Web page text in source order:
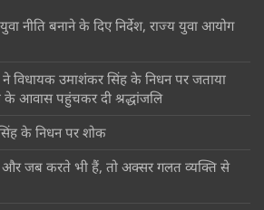
नीति बनाने के दिए निर्देश, राज्य युवा आयोग
ने विधायक उमाशंकर सिंह के निधन पर जताया
के आवास पहुंचकर दी श्रद्धांजलि
के निधन पर शोक
और जब करते भी हैं, तो अक्सर गलत व्यक्ति से